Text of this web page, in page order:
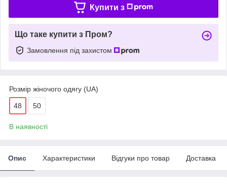
Купити з
Що таке купити з Пром?
Замовлення під захистом
Розмір жіночого одягу (UA)
48 50
В наявності
Опис Характеристики Відгуки про товар Доставка